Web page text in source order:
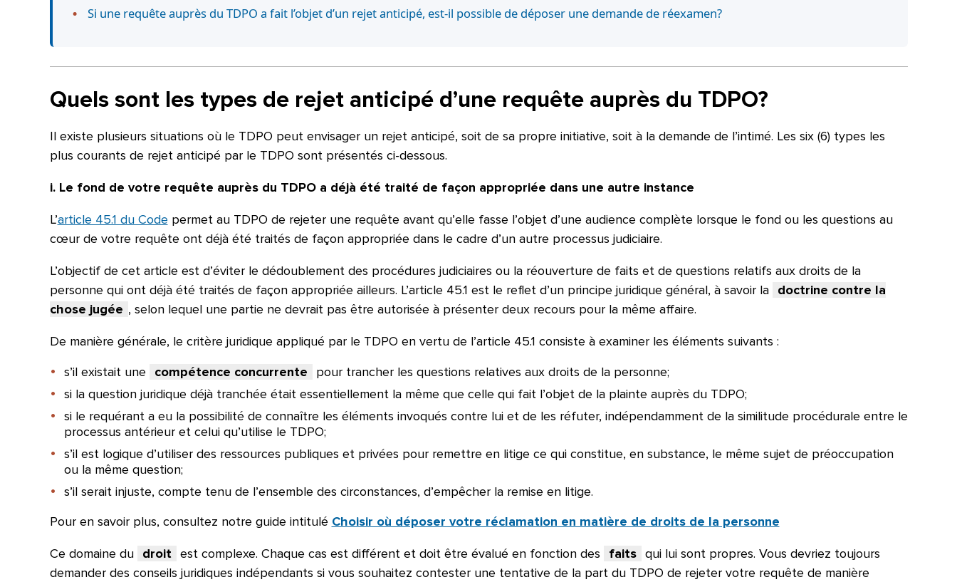
Si une requête auprès du TDPO a fait l’objet d’un rejet anticipé, est-il possible de déposer une demande de réexamen?
Quels sont les types de rejet anticipé d’une requête auprès du TDPO?
Il existe plusieurs situations où le TDPO peut envisager un rejet anticipé, soit de sa propre initiative, soit à la demande de l’intimé. Les six (6) types les
plus courants de rejet anticipé par le TDPO sont présentés ci-dessous.
i. Le fond de votre requête auprès du TDPO a déjà été traité de façon appropriée dans une autre instance
L’article 45.1 du Code permet au TDPO de rejeter une requête avant qu’elle fasse l’objet d’une audience complète lorsque le fond ou les questions au
cœur de votre requête ont déjà été traités de façon appropriée dans le cadre d’un autre processus judiciaire.
L’objectif de cet article est d’éviter le dédoublement des procédures judiciaires ou la réouverture de faits et de questions relatifs aux droits de la
personne qui ont déjà été traités de façon appropriée ailleurs. L’article 45.1 est le reflet d’un principe juridique général, à savoir la doctrine contre la
chose jugée , selon lequel une partie ne devrait pas être autorisée à présenter deux recours pour la même affaire.
De manière générale, le critère juridique appliqué par le TDPO en vertu de l’article 45.1 consiste à examiner les éléments suivants :
s’il existait une
compétence concurrente
pour trancher les questions relatives aux droits de la personne;
si la question juridique déjà tranchée était essentiellement la même que celle qui fait l’objet de la plainte auprès du TDPO;
si le requérant a eu la possibilité de connaître les éléments invoqués contre lui et de les réfuter, indépendamment de la similitude procédurale entre le
processus antérieur et celui qu’utilise le TDPO;
s’il est logique d’utiliser des ressources publiques et privées pour remettre en litige ce qui constitue, en substance, le même sujet de préoccupation
ou la même question;
s’il serait injuste, compte tenu de l’ensemble des circonstances, d’empêcher la remise en litige.
Pour en savoir plus, consultez notre guide intitulé Choisir où déposer votre réclamation en matière de droits de la personne
Ce domaine du droit est complexe. Chaque cas est différent et doit être évalué en fonction des faits qui lui sont propres. Vous devriez toujours
demander des conseils juridiques indépendants si vous souhaitez contester une tentative de la part du TDPO de rejeter votre requête de manière